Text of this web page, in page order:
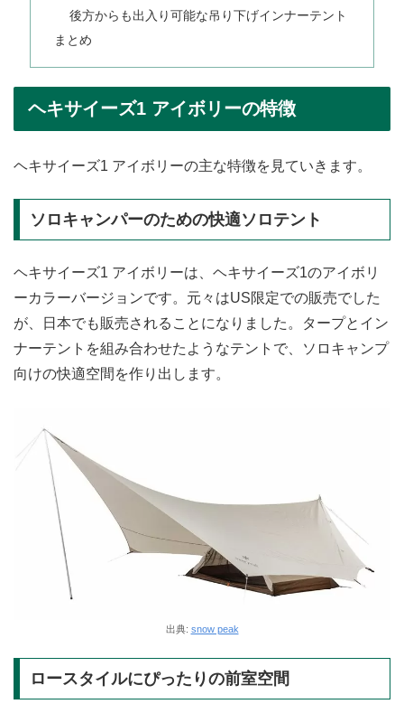
後方からも出入り可能な吊り下げインナーテント
まとめ
ヘキサイーズ1 アイボリーの特徴
ヘキサイーズ1 アイボリーの主な特徴を見ていきます。
ソロキャンパーのための快適ソロテント
ヘキサイーズ1 アイボリーは、ヘキサイーズ1のアイボリ
ーカラーバージョンです。元々はUS限定での販売でした
が、日本でも販売されることになりました。タープとイン
ナーテントを組み合わせたようなテントで、ソロキャンプ
向けの快適空間を作り出します。
出典: snow peak
ロースタイルにぴったりの前室空間